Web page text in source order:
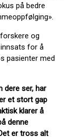
på bedre
og
for å
pasienter med
dere ser, har
et stort gap
klarer å
denne
er tross alt